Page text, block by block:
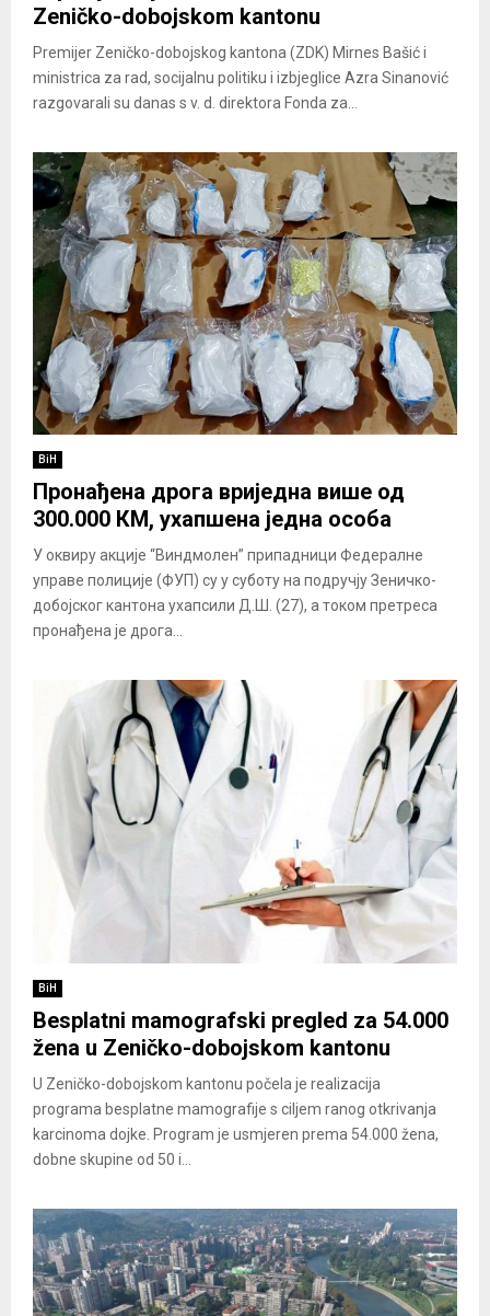
Zeničko-dobojskom kantonu
Premijer Zeničko-dobojskog kantona (ZDK) Mirnes Bašić i
ministrica za rad, socijalnu politiku i izbjeglice Azra Sinanović
razgovarali su danas s v. d. direktora Fonda za...
BiH
Пронађена дрога вриједна више од
300.000 КМ, ухапшена једна особа
У оквиру акције “Виндмолен” припадници Федералне
управе полиције (ФУП) су у суботу на подручју Зеничко-
добојског кантона ухапсили Д.Ш. (27), а током претреса
пронађена је дрога...
BiH
Besplatni mamografski pregled za 54.000
žena u Zeničko-dobojskom kantonu
U Zeničko-dobojskom kantonu počela je realizacija
programa besplatne mamografije s ciljem ranog otkrivanja
karcinoma dojke. Program je usmjeren prema 54.000 žena,
dobne skupine od 50 i...